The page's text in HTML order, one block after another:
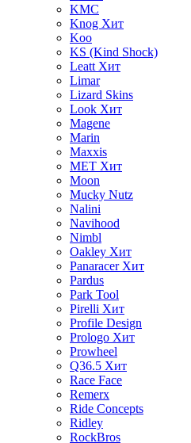
KMC
Knog Хит
Koo
KS (Kind Shock)
Leatt Хит
Limar
Lizard Skins
Look Хит
Magene
Marin
Maxxis
MET Хит
Moon
Mucky Nutz
Nalini
Navihood
Nimbl
Oakley Хит
Panaracer Хит
Pardus
Park Tool
Pirelli Хит
Profile Design
Prologo Хит
Prowheel
Q36.5 Хит
Race Face
Remerx
Ride Concepts
Ridley
RockBros